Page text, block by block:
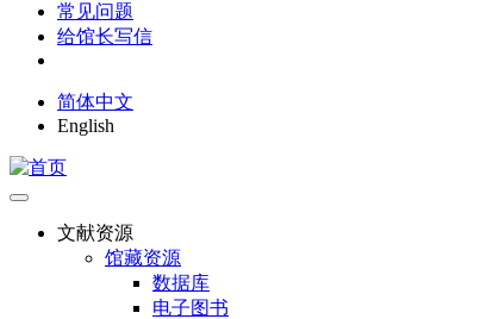
常见问题
给馆长写信
简体中文
English
文献资源
馆藏资源
数据库
电子图书